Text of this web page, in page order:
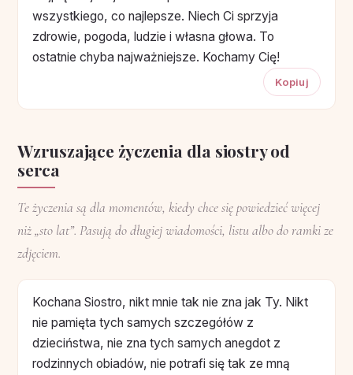
wszystkiego, co najlepsze. Niech Ci sprzyja
zdrowie, pogoda, ludzie i własna głowa. To
ostatnie chyba najważniejsze. Kochamy Cię!
Kopiuj
Wzruszające życzenia dla siostry od
serca
Te życzenia są dla momentów, kiedy chce się powiedzieć więcej
niż „sto lat”. Pasują do długiej wiadomości, listu albo do ramki ze
zdjęciem.
Kochana Siostro, nikt mnie tak nie zna jak Ty. Nikt
nie pamięta tych samych szczegółów z
dzieciństwa, nie zna tych samych anegdot z
rodzinnych obiadów, nie potrafi się tak ze mną